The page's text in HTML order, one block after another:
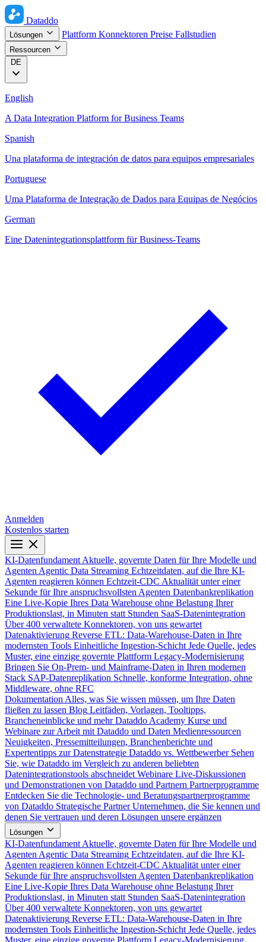
Dataddo
Lösungen Plattform Konnektoren Preise Fallstudien
Ressourcen
DE
English
A Data Integration Platform for Business Teams
Spanish
Una plataforma de integración de datos para equipos empresariales
Portuguese
Uma Plataforma de Integração de Dados para Equipas de Negócios
German
Eine Datenintegrationsplattform für Business-Teams
Anmelden
Kostenlos starten
KI-Datenfundament Aktuelle, governte Daten für Ihre Modelle und
Agenten Agentic Data Streaming Echtzeitdaten, auf die Ihre KI-
Agenten reagieren können Echtzeit-CDC Aktualität unter einer
Sekunde für Ihre anspruchsvollsten Agenten Datenbankreplikation
Eine Live-Kopie Ihres Data Warehouse ohne Belastung Ihrer
Produktionslast, in Minuten statt Stunden SaaS-Datenintegration
Über 400 verwaltete Konnektoren, von uns gewartet
Datenaktivierung Reverse ETL: Data-Warehouse-Daten in Ihre
modernsten Tools Einheitliche Ingestion-Schicht Jede Quelle, jedes
Muster, eine einzige governte Plattform Legacy-Modernisierung
Bringen Sie On-Prem- und Mainframe-Daten in Ihren modernen
Stack SAP-Datenreplikation Schnelle, konforme Integration, ohne
Middleware, ohne RFC
Dokumentation Alles, was Sie wissen müssen, um Ihre Daten
fließen zu lassen Blog Leitfäden, Vorlagen, Tooltipps,
Brancheneinblicke und mehr Dataddo Academy Kurse und
Webinare zur Arbeit mit Dataddo und Daten Medienressourcen
Neuigkeiten, Pressemitteilungen, Branchenberichte und
Expertentipps zur Datenstrategie Dataddo vs. Wettbewerber Sehen
Sie, wie Dataddo im Vergleich zu anderen beliebten
Datenintegrationstools abschneidet Webinare Live-Diskussionen
und Demonstrationen von Dataddo und Partnern Partnerprogramme
Entdecken Sie die Technologie- und Beratungspartnerprogramme
von Dataddo Strategische Partner Unternehmen, die Sie kennen und
denen Sie vertrauen und deren Lösungen unsere ergänzen
Lösungen
KI-Datenfundament Aktuelle, governte Daten für Ihre Modelle und
Agenten Agentic Data Streaming Echtzeitdaten, auf die Ihre KI-
Agenten reagieren können Echtzeit-CDC Aktualität unter einer
Sekunde für Ihre anspruchsvollsten Agenten Datenbankreplikation
Eine Live-Kopie Ihres Data Warehouse ohne Belastung Ihrer
Produktionslast, in Minuten statt Stunden SaaS-Datenintegration
Über 400 verwaltete Konnektoren, von uns gewartet
Datenaktivierung Reverse ETL: Data-Warehouse-Daten in Ihre
modernsten Tools Einheitliche Ingestion-Schicht Jede Quelle, jedes
Muster, eine einzige governte Plattform Legacy-Modernisierung